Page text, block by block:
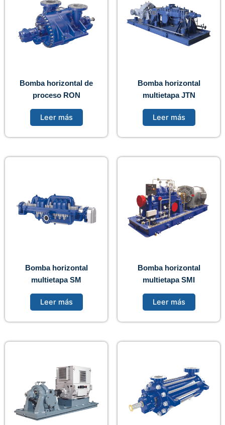
Bomba horizontal de
proceso RON
Leer más
Bomba horizontal
multietapa JTN
Leer más
Bomba horizontal
multietapa SM
Leer más
Bomba horizontal
multietapa SMI
Leer más